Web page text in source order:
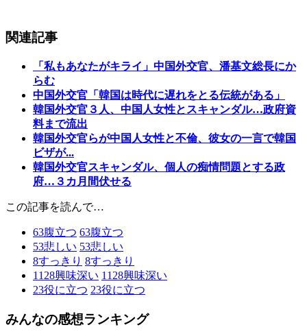
関連記事
「私もあなたがキライ」中国外交官、潘基文総長にか
らむ
中国外交官「韓国は時代に遅れをとる伝統がある」
韓国外交官３人、中国人女性とスキャンダル…政府資
料まで流出
韓国外交官らが中国人女性と不倫、彼女の一言で韓国
ビザが...
韓国外交官スキャンダル、個人の痴情問題とする政
府…３カ月間伏せる
この記事を読んで…
63腹立つ 63腹立つ
53悲しい 53悲しい
8すっきり 8すっきり
1128興味深い 1128興味深い
23役に立つ 23役に立つ
みんなの感想ランキング